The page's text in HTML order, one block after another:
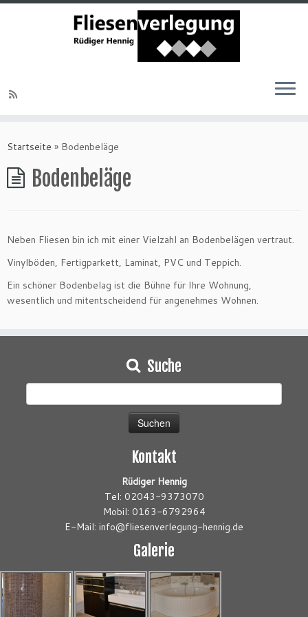
Startseite » Bodenbeläge
Bodenbeläge
Neben Fliesen bin ich mit einer Vielzahl an Bodenbelägen vertraut.
Vinylböden, Fertigparkett, Laminat, PVC und Teppich.
Ein schöner Bodenbelag ist die Bühne für Ihre Wohnung,
wesentlich und mitentscheidend für angenehmes Wohnen.
Suche
Suchen
Kontakt
Rüdiger Hennig
Tel: 02043-9373070
Mobil: 0163-6792964
E-Mail: info@fliesenverlegung-hennig.de
Galerie